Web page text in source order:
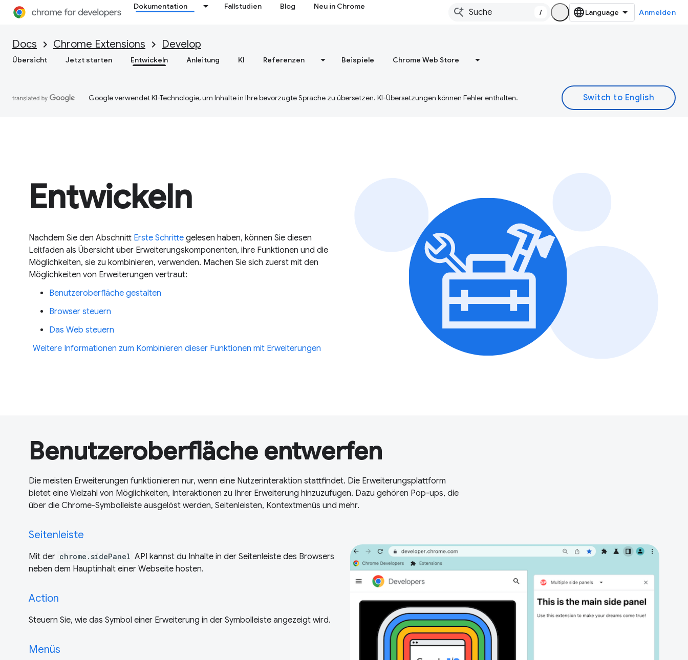
Dokumentation Fallstudien Blog Neu in Chrome
/ Anmelden
Docs Chrome Extensions Develop
Übersicht Jetzt starten Entwickeln Anleitung KI Referenzen Beispiele Chrome Web Store
Google verwendet KI-Technologie, um Inhalte in Ihre bevorzugte Sprache zu übersetzen. KI-Übersetzungen können Fehler enthalten.
Entwickeln
Nachdem Sie den Abschnitt Erste Schritte gelesen haben, können Sie diesen
Leitfaden als Übersicht über Erweiterungskomponenten, ihre Funktionen und die
Möglichkeiten, sie zu kombinieren, verwenden. Machen Sie sich zuerst mit den
Möglichkeiten von Erweiterungen vertraut:
Benutzeroberfläche gestalten
Browser steuern
Das Web steuern
Weitere Informationen zum Kombinieren dieser Funktionen mit Erweiterungen
Benutzeroberfläche entwerfen
Die meisten Erweiterungen funktionieren nur, wenn eine Nutzerinteraktion stattfindet. Die Erweiterungsplattform
bietet eine Vielzahl von Möglichkeiten, Interaktionen zu Ihrer Erweiterung hinzuzufügen. Dazu gehören Pop-ups, die
über die Chrome-Symbolleiste ausgelöst werden, Seitenleisten, Kontextmenüs und mehr.
Seitenleiste
Mit der chrome.sidePanel API kannst du Inhalte in der Seitenleiste des Browsers
neben dem Hauptinhalt einer Webseite hosten.
Action
Steuern Sie, wie das Symbol einer Erweiterung in der Symbolleiste angezeigt wird.
Menüs